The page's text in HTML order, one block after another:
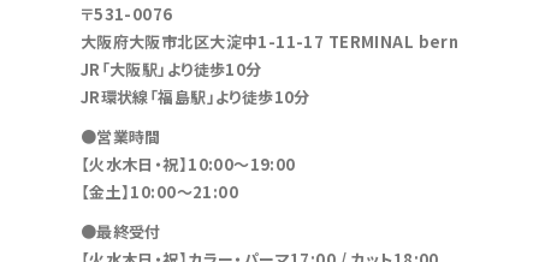
〒531-0076
大阪府大阪市北区大淀中1-11-17 TERMINAL bern
JR「大阪駅」より徒歩10分
JR環状線「福島駅」より徒歩10分
●営業時間
【火水木日・祝】10:00～19:00
【金土】10:00〜21:00
●最終受付